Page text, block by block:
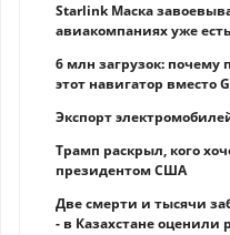
Starlink Маска
авиакомпаниях уже
6 млн загрузок: почему
этот навигатор вместо
Экспорт
Трамп раскрыл, кого
президентом США
Две смерти и тысячи
- в Казахстане оценили